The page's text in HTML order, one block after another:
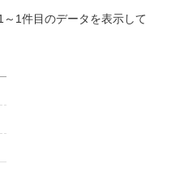
1件目のデータを表示して